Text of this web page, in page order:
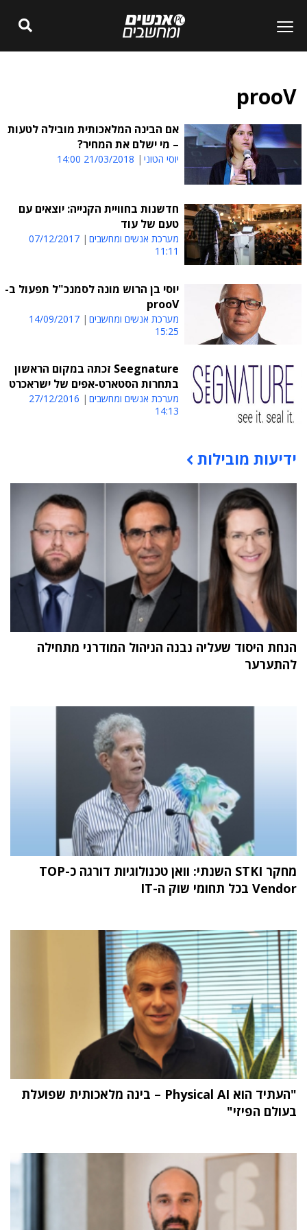
prooV
אם הבינה המלאכותית מובילה לטעות
– מי ישלם את המחיר?
יוסי הטוני 21/03/2018 14:00
חדשנות בחוויית הקנייה: יוצאים עם
טעם של עוד
מערכת אנשים ומחשבים
07/12/2017
11:11
יוסי בן הרוש מונה לסמנכ"ל תפעול ב-
prooV
מערכת אנשים ומחשבים
14/09/2017
15:25
Seegnature זכתה במקום הראשון
בתחרות הסטארט-אפים של ישראכרט
מערכת אנשים ומחשבים
27/12/2016
14:13
תוכן פרסומי
ידיעות מובילות
הנחת היסוד שעליה נבנה הניהול המודרני מתחילה
להתערער
מחקר STKI השנתי: וואן טכנולוגיות דורגה כ-TOP
Vendor בכל תחומי שוק ה-IT
"העתיד הוא Physical AI – בינה מלאכותית שפועלת
בעולם הפיזי"